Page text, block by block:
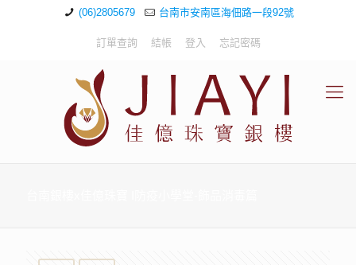
(06)2805679 台南市安南區海佃路一段92號
訂單查詢 結帳 登入 忘記密碼